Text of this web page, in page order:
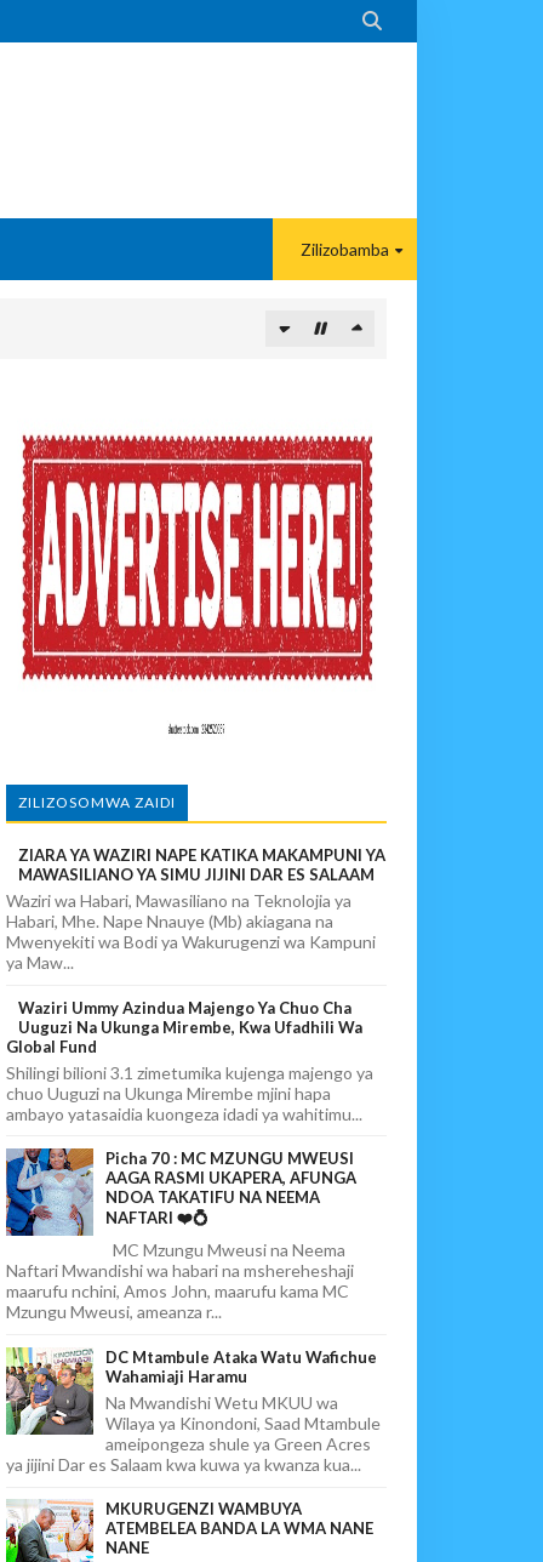

Zilizobamba
ZILIZOSOMWA ZAIDI
ZIARA YA WAZIRI NAPE KATIKA MAKAMPUNI YA
MAWASILIANO YA SIMU JIJINI DAR ES SALAAM
Waziri wa Habari, Mawasiliano na Teknolojia ya
Habari, Mhe. Nape Nnauye (Mb) akiagana na
Mwenyekiti wa Bodi ya Wakurugenzi wa Kampuni
ya Maw...
Waziri Ummy Azindua Majengo Ya Chuo Cha
Uuguzi Na Ukunga Mirembe, Kwa Ufadhili Wa
Global Fund
Shilingi bilioni 3.1 zimetumika kujenga majengo ya
chuo Uuguzi na Ukunga Mirembe mjini hapa
ambayo yatasaidia kuongeza idadi ya wahitimu...
Picha 70 : MC MZUNGU MWEUSI
AAGA RASMI UKAPERA, AFUNGA
NDOA TAKATIFU NA NEEMA
NAFTARI ❤️💍
MC Mzungu Mweusi na Neema
Naftari Mwandishi wa habari na mshereheshaji
maarufu nchini, Amos John, maarufu kama MC
Mzungu Mweusi, ameanza r...
DC Mtambule Ataka Watu Wafichue
Wahamiaji Haramu
Na Mwandishi Wetu MKUU wa
Wilaya ya Kinondoni, Saad Mtambule
ameipongeza shule ya Green Acres
ya jijini Dar es Salaam kwa kuwa ya kwanza kua...
MKURUGENZI WAMBUYA
ATEMBELEA BANDA LA WMA NANE
NANE